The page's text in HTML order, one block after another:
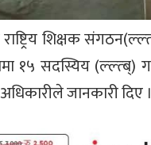
शिक्षक
१५ सदस्यिय (ल्ल्त्ब्)
अधिकारीले जानकारी दिए ।